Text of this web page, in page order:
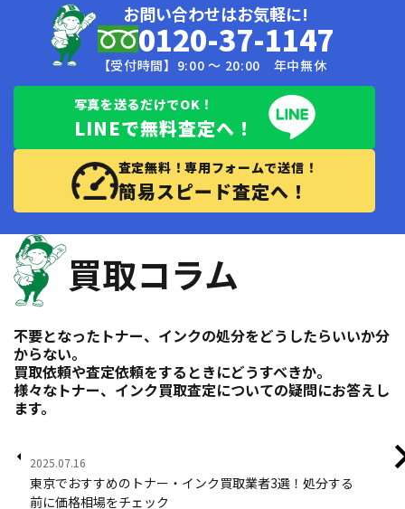
お問い合わせはお気軽に!
0120-37-1147
【受付時間】9:00 〜 20:00 年中無休
写真を送るだけでOK！
LINEで無料査定へ！
査定無料！専用フォームで送信！
簡易スピード査定へ！
買取コラム
不要となったトナー、インクの処分をどうしたらいいか分
からない。
買取依頼や査定依頼をするときにどうすべきか。
様々なトナー、インク買取査定についての疑問にお答えし
ます。
2025.07.16
東京でおすすめのトナー・インク買取業者3選！処分する
前に価格相場をチェック